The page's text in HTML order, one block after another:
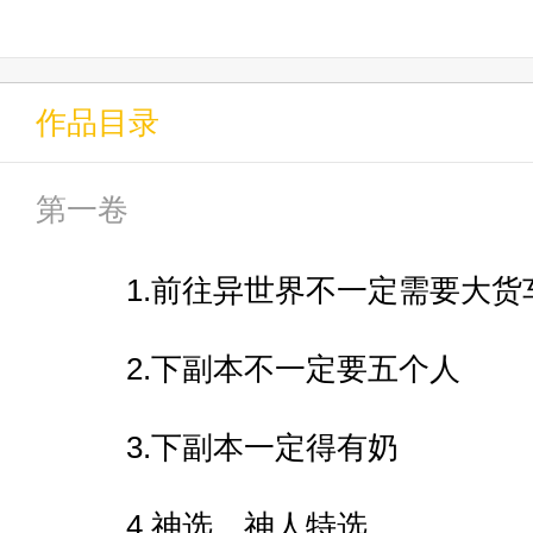
“「五色巨龙战队」”
“「无刺有刺」”
————————
现在，时间开始加速了。
作品目录
第一卷
1.前往异世界不一定需要大货
2.下副本不一定要五个人
3.下副本一定得有奶
4.神选，神人特选